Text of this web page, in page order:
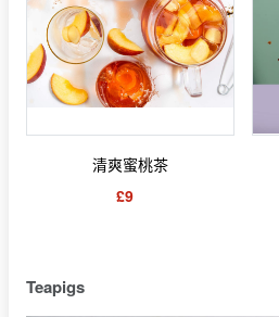
清爽蜜桃茶
£9
Teapigs